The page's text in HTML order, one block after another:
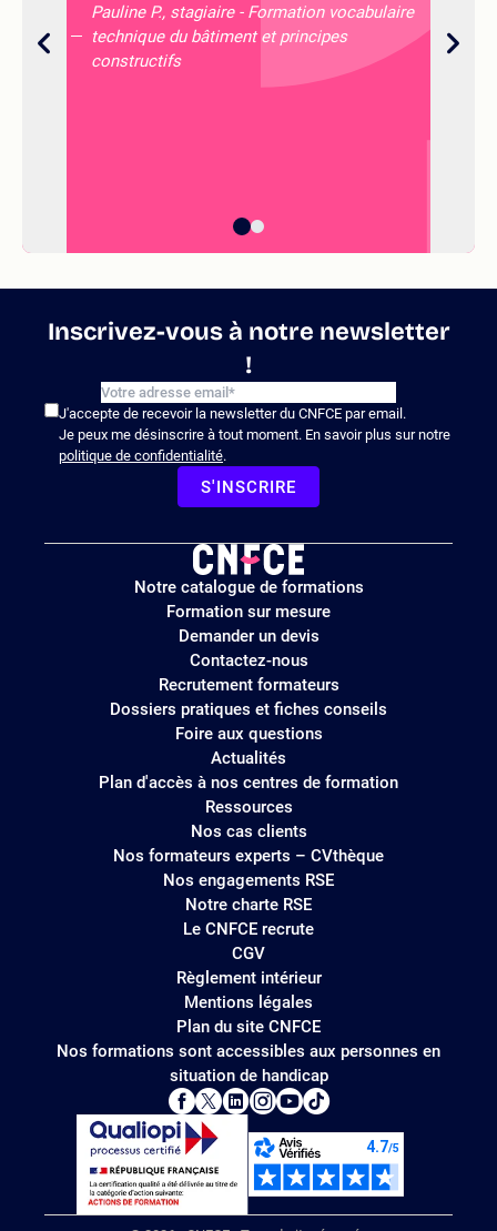
Pauline P., stagiaire - Formation vocabulaire
technique du bâtiment et principes
constructifs
Inscrivez-vous à notre newsletter
!
J'accepte de recevoir la newsletter du CNFCE par email.
Je peux me désinscrire à tout moment. En savoir plus sur notre
politique de confidentialité.
S'INSCRIRE
Logo
site
Notre catalogue de formations
Formation sur mesure
Demander un devis
Contactez-nous
Recrutement formateurs
Dossiers pratiques et fiches conseils
Foire aux questions
Actualités
Plan d'accès à nos centres de formation
Ressources
Nos cas clients
Nos formateurs experts – CVthèque
Nos engagements RSE
Notre charte RSE
Le CNFCE recrute
CGV
Règlement intérieur
Mentions légales
Plan du site CNFCE
Nos formations sont accessibles aux personnes en
situation de handicap